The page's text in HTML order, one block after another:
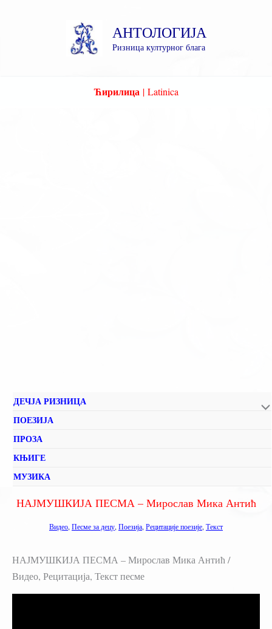
АНТОЛОГИЈА
Ризница културног блага
Ћирилица | Latinica
ДЕЧЈА РИЗНИЦА
ПОЕЗИЈА
ПРОЗА
КЊИГЕ
МУЗИКА
НАЈМУШКИЈА ПЕСМА – Мирослав Мика Антић
Видео, Песме за децу, Поезија, Рецитације поезије, Текст
НАЈМУШКИЈА ПЕСМА – Мирослав Мика Антић /
Видео, Рецитација, Текст песме